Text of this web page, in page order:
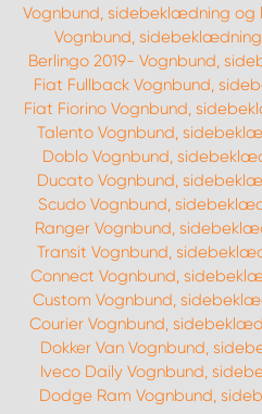
Vognbund, sidebeklædning og
Vognbund,
Berlingo 2019- Vognbund,
Fiat Fullback Vognbund,
Fiat Fiorino Vognbund,
Talento Vognbund,
Doblo Vognbund,
Ducato Vognbund,
Scudo Vognbund,
Ranger Vognbund,
Transit Vognbund,
Connect Vognbund,
Custom Vognbund,
Courier Vognbund,
Dokker Van Vognbund,
Iveco Daily Vognbund,
Dodge Ram Vognbund,